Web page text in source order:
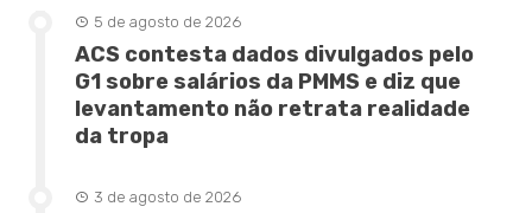
5 de agosto de 2026
ACS contesta dados divulgados pelo
G1 sobre salários da PMMS e diz que
levantamento não retrata realidade
da tropa
3 de agosto de 2026